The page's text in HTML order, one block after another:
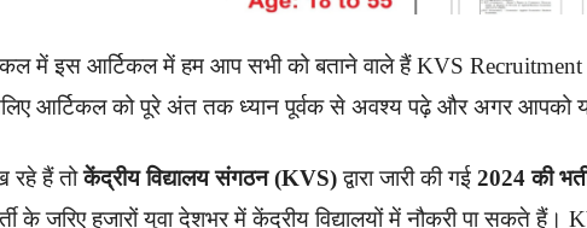
में इस आर्टिकल में हम आप सभी को बताने वाले हैं KVS Recruitment
आर्टिकल को पूरे अंत तक ध्यान पूर्वक से अवश्य पढ़े और अगर आपको
रहे हैं तोकेंद्रीय विद्यालय संगठन (KVS)द्वारा जारी की गई 2024 की
जरिए हजारों युवा देशभर में केंद्रीय विद्यालयों में नौकरी पा सकते हैं।